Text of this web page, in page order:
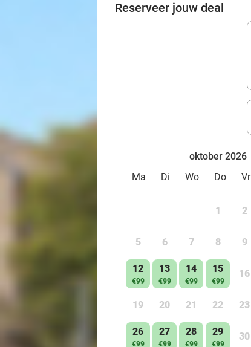
Reserveer jouw deal
oktober 2026
Ma
Di Wo Do Vr
1 2
5 6 7 8 9
12
€99
13
€99
14
€99
15
€99
16
19 20 21 22 23
26
€99
27
€99
28
€99
29
€99
30